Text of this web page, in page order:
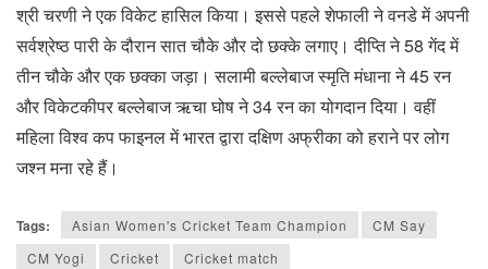
श्री चरणी ने एक विकेट हासिल किया। इससे पहले शेफाली ने वनडे में अपनी
सर्वश्रेष्ठ पारी के दौरान सात चौके और दो छक्के लगाए। दीप्ति ने 58 गेंद में
तीन चौके और एक छक्का जड़ा। सलामी बल्लेबाज स्मृति मंधाना ने 45 रन
और विकेटकीपर बल्लेबाज ऋचा घोष ने 34 रन का योगदान दिया। वहीं
महिला विश्व कप फाइनल में भारत द्वारा दक्षिण अफ्रीका को हराने पर लोग
जश्न मना रहे हैं।
Tags: Asian Women's Cricket Team Champion
CM Say
CM Yogi
Cricket
Cricket match